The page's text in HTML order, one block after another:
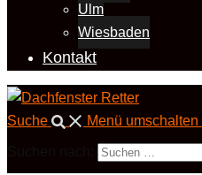
Ulm
Wiesbaden
Kontakt
Suche Menü umschalten